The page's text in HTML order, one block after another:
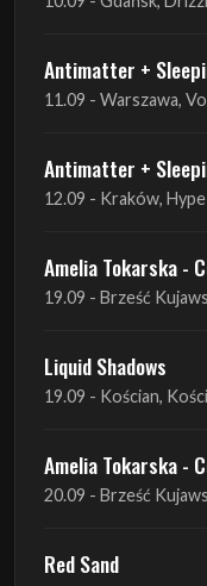
Antimatter +
12.09 - Kraków, Hype
Amelia Tokarska -
19.09 - Brześć
Liquid Shadows
19.09 - Kościan,
Amelia Tokarska -
20.09 - Brześć
Red Sand
Haken